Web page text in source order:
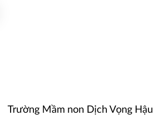
Trường Mầm non Dịch Vọng Hậu